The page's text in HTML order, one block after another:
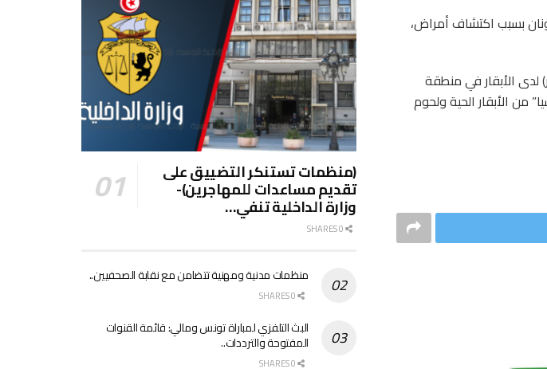
بسبب اكتشاف أمراض،
لدى الأبقار في منطقة
إلى روسيا” من الأبقار الحية ولحوم
(منظمات تستنكر التضييق على
تقديم مساعدات للمهاجرين)-
وزارة الداخلية تنفي…
منظمات مدنية ومهنية تتضامن مع نقابة الصحفيين..
البث التلفزي لمباراة تونس ومالي: قائمة القنوات
المفتوحة والترددات..